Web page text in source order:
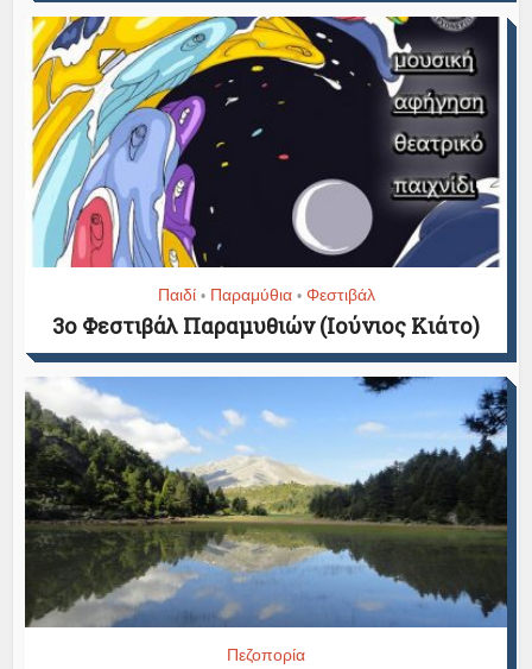
Παιδί • Παραμύθια • Φεστιβάλ
3ο Φεστιβάλ Παραμυθιών (Ιούνιος Κιάτο)
Πεζοπορία